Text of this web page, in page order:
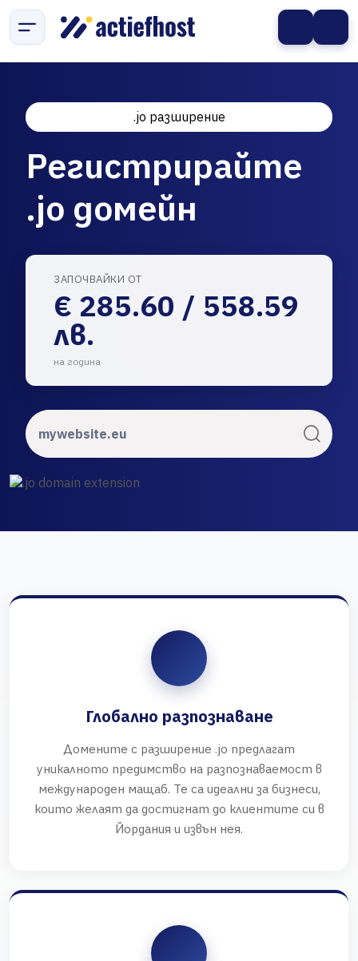
.jo разширение
Регистрирайте
.jo домейн
ЗАПОЧВАЙКИ ОТ
€ 285.60 / 558.59
лв.
на година
Глобално разпознаване
Домените с разширение .jo предлагат
уникалното предимство на разпознаваемост в
международен мащаб. Те са идеални за бизнеси,
които желаят да достигнат до клиентите си в
Йордания и извън нея.